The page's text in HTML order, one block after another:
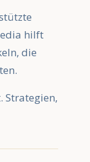
hilft
die
Strategien,